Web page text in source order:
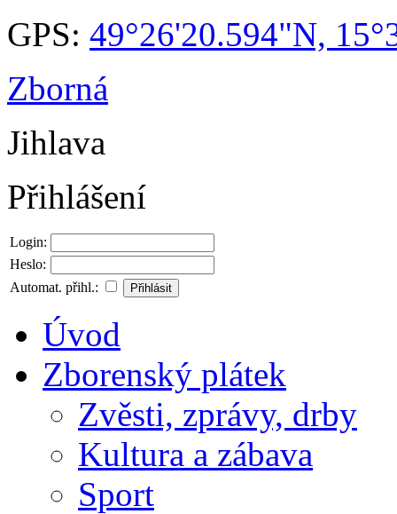
GPS: 49°26'20.594"N,
Zborná
Jihlava
Přihlášení
Login:
Heslo:
Automat. přihl.:
Úvod
Zborenský plátek
Zvěsti, zprávy, drby
Kultura a zábava
Sport